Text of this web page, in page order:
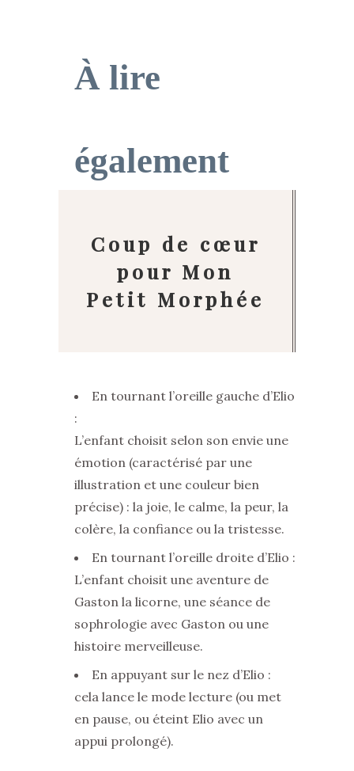
À lire
également
Coup de cœur
pour Mon
Petit Morphée
En tournant l’oreille gauche d’Elio
:
L’enfant choisit selon son envie une
émotion (caractérisé par une
illustration et une couleur bien
précise) : la joie, le calme, la peur, la
colère, la confiance ou la tristesse.
En tournant l’oreille droite d’Elio :
L’enfant choisit une aventure de
Gaston la licorne, une séance de
sophrologie avec Gaston ou une
histoire merveilleuse.
En appuyant sur le nez d’Elio :
cela lance le mode lecture (ou met
en pause, ou éteint Elio avec un
appui prolongé).